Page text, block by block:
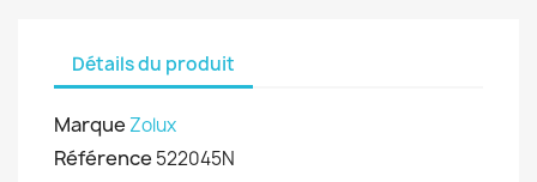
Détails du produit
Marque Zolux
Référence 522045N